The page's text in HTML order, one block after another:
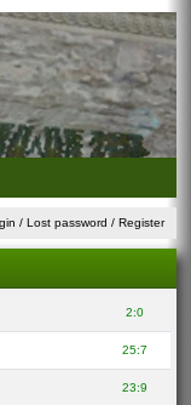
/ Lost password / Register
2:0
25:7
23:9